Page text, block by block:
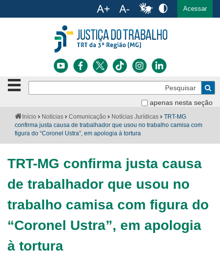
Ir para o menu Ir para a busca Ir para o rodapé
Acessar
apenas nesta seção
Botão
de
clique
para
fechar
menu
Notícias
Jurisprudência
Você
está
aqui:
Início Notícias Comunicação Notícias Jurídicas
TRT-MG
confirma justa causa de trabalhador que usou no trabalho camisa com
figura do “Coronel Ustra”, em apologia à tortura
TRT-MG confirma justa causa
de trabalhador que usou no
trabalho camisa com figura do
“Coronel Ustra”, em apologia
à tortura